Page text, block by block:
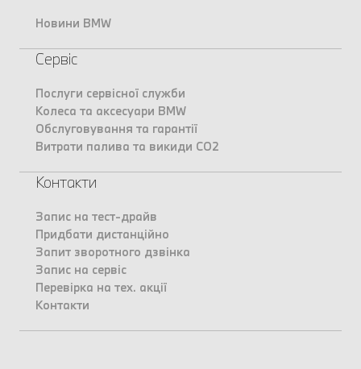
Новини BMW
Сервіс
Послуги сервісної служби
Колеса та аксесуари BMW
Обслуговування та гарантії
Витрати палива та викиди CO2
Контакти
Запис на тест-драйв
Придбати дистанційно
Запит зворотного дзвінка
Запис на сервіс
Перевірка на тех. акції
Контакти